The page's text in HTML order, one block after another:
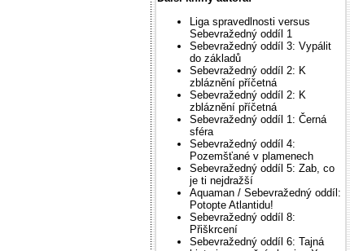
Liga spravedlnosti versus
Sebevražedný oddíl 1
Sebevražedný oddíl 3: Vypálit
do základů
Sebevražedný oddíl 2: K
zbláznění příčetná
Sebevražedný oddíl 2: K
zbláznění příčetná
Sebevražedný oddíl 1: Černá
sféra
Sebevražedný oddíl 4:
Pozemšťané v plamenech
Sebevražedný oddíl 5: Zab, co
je ti nejdražší
Aquaman / Sebevražedný oddíl:
Potopte Atlantidu!
Sebevražedný oddíl 8:
Přiškrcení
Sebevražedný oddíl 6: Tajná